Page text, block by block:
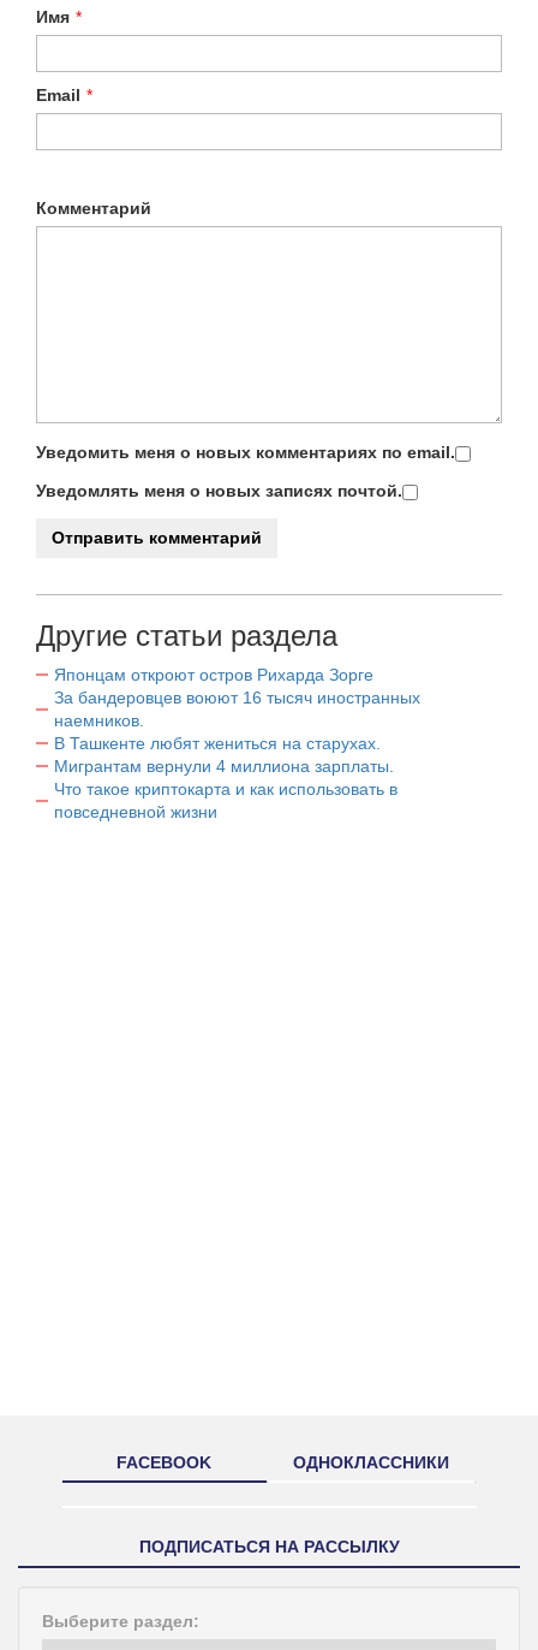
Имя *
Email *
Комментарий
Уведомить меня о новых комментариях по email.
Уведомлять меня о новых записях почтой.
Другие статьи раздела
Японцам откроют остров Рихарда Зорге
За бандеровцев воюют 16 тысяч иностранных
наемников.
В Ташкенте любят жениться на старухах.
Мигрантам вернули 4 миллиона зарплаты.
Что такое криптокарта и как использовать в
повседневной жизни
FACEBOOK ОДНОКЛАССНИКИ
ПОДПИСАТЬСЯ НА РАССЫЛКУ
Выберите раздел: